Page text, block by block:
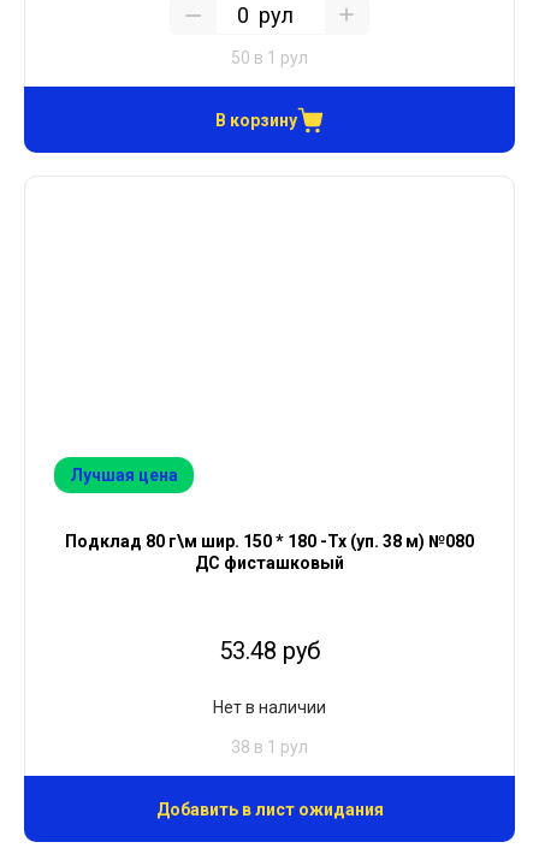
рул
50 в 1 рул
В корзину
Лучшая цена
Подклад 80 г\м шир. 150 * 180 -Тх (уп. 38 м) №080
ДС фисташковый
53.48 руб
Нет в наличии
38 в 1 рул
Добавить в лист ожидания